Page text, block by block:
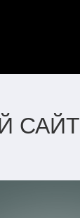
САЙТ